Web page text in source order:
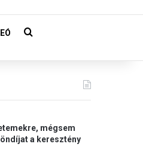
Keresés:
mégsem
a keresztény